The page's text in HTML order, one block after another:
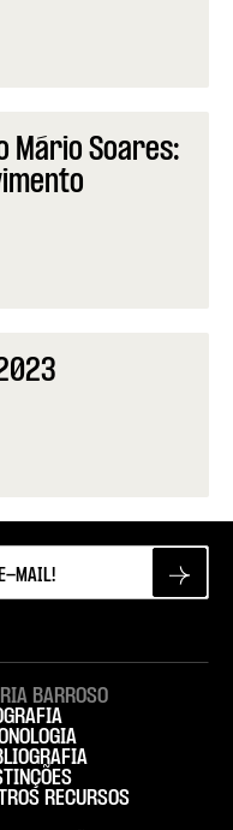
para os 50 anos
Mário Soares:
Mário Soares:
2023
BARROSO
RECURSOS